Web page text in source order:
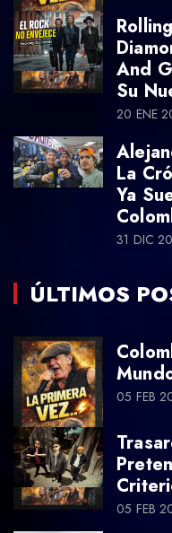
And
Su
20 ENE
La
Ya
31 DIC
ÚLTIMOS
05 FEB
05 FEB